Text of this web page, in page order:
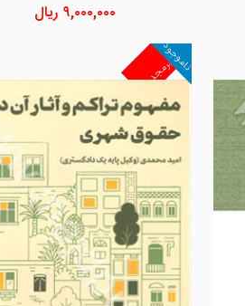
۹,۰۰۰,۰۰۰ ریال
غیرمجد
ناموجود